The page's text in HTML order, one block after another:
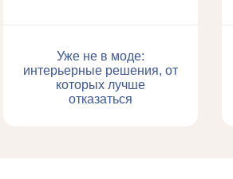
Уже не в моде:
интерьерные решения, от
которых лучше
отказаться